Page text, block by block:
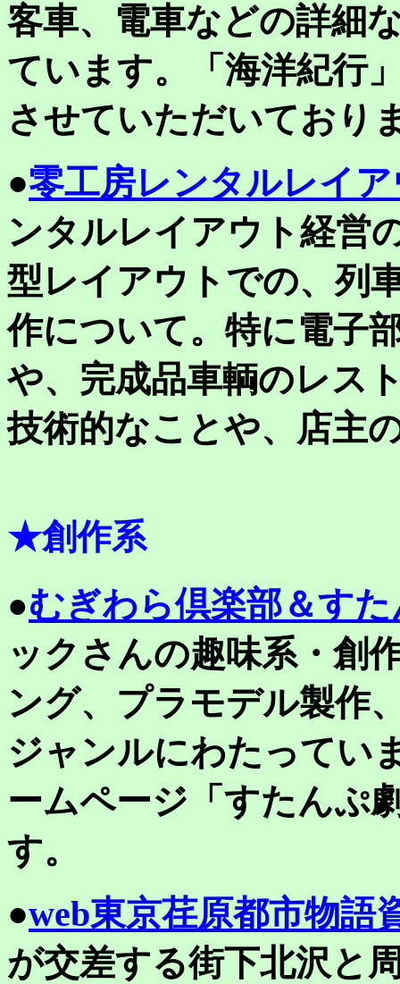
客車、電車などの詳細
ています。「海洋紀行
させていただいており
●零工房レンタルレイ
ンタルレイアウト経営
型レイアウトでの、列
作について。特に電子
や、完成品車輌のレス
技術的なことや、店主
★創作系
●むぎわら倶楽部＆す
ックさんの趣味系・創
ング、プラモデル製作
ジャンルにわたってい
ームページ「すたんぷ
す。
●web東京荏原都市物語
が交差する街下北沢と